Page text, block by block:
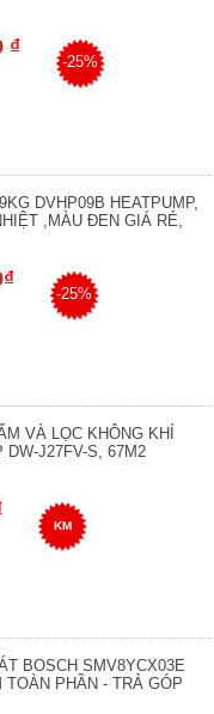
₫
-25%
DVHP09B HEATPUMP,
,MÀU ĐEN GIÁ RẺ,
-25%
VÀ LỌC KHÔNG KHÍ
DW-J27FV-S, 67M2
KM
BOSCH SMV8YCX03E
TOÀN PHẦN - TRẢ GÓP